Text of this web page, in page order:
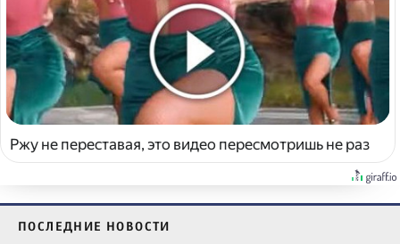
Ржу не переставая, это видео пересмотришь не раз
ПОСЛЕДНИЕ НОВОСТИ